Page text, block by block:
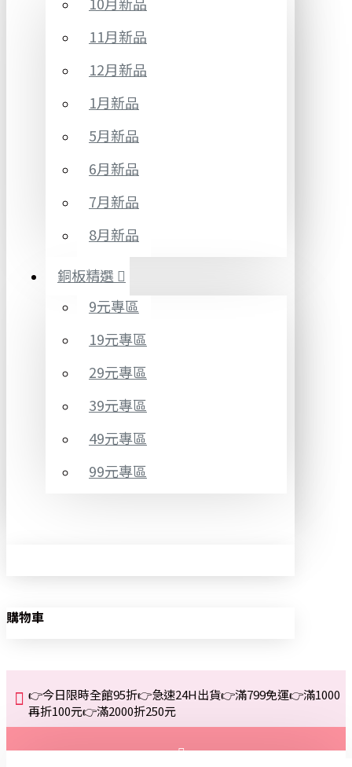
11月新品
12月新品
1月新品
5月新品
6月新品
7月新品
8月新品
銅板精選
9元專區
19元專區
29元專區
39元專區
49元專區
99元專區
購物車
👉今日限時全館95折👉急速24H出貨👉滿799免運👉滿1000
再折100元👉滿2000折250元